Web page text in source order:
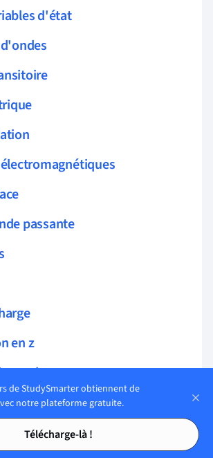
Tables des matières
Tables des matières
d'état
passante
en z
ondes
de capteur
de StudySmarter obtiennent de
notre plateforme gratuite.
Télécharge-là !